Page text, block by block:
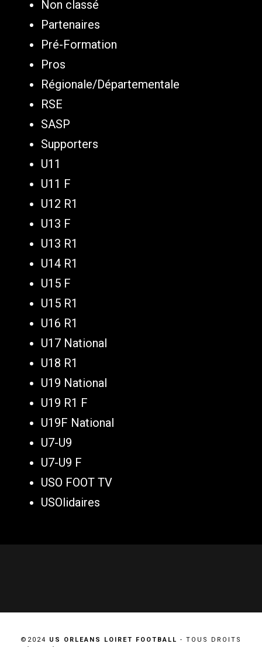
Non classé
Partenaires
Pré-Formation
Pros
Régionale/Départementale
RSE
SASP
Supporters
U11
U11 F
U12 R1
U13 F
U13 R1
U14 R1
U15 F
U15 R1
U16 R1
U17 National
U18 R1
U19 National
U19 R1 F
U19F National
U7-U9
U7-U9 F
USO FOOT TV
USOlidaires
©2024 US ORLEANS LOIRET FOOTBALL - TOUS DROITS